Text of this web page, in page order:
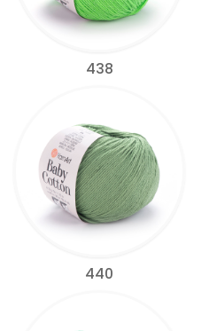
438
440